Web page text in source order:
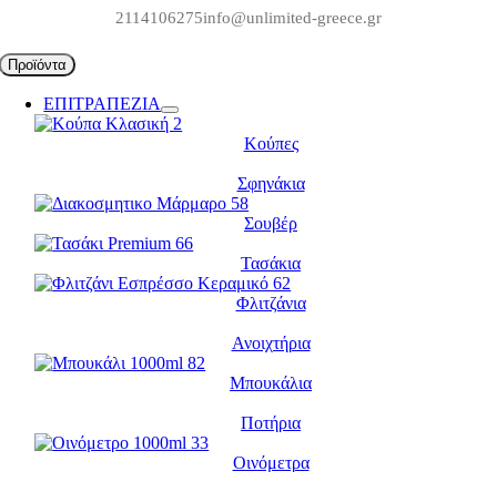
περιεχόμενο
2114106275info@unlimited-greece.gr
Προϊόντα
ΕΠΙΤΡΑΠΕΖΙΑ
Κούπες
Σφηνάκια
Σουβέρ
Τασάκια
Φλιτζάνια
Ανοιχτήρια
Μπουκάλια
Ποτήρια
Οινόμετρα